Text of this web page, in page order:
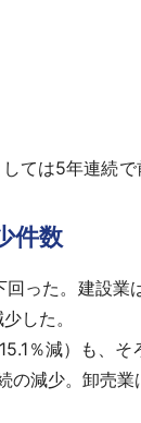
ては5年連続
件数
った。建設
した。
％減）も、
減少。卸売